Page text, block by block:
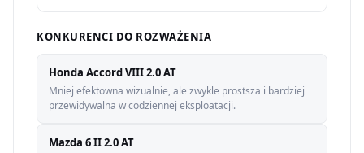
KONKURENCI DO ROZWAŻENIA
Honda Accord VIII 2.0 AT
Mniej efektowna wizualnie, ale zwykle prostsza i bardziej
przewidywalna w codziennej eksploatacji.
Mazda 6 II 2.0 AT